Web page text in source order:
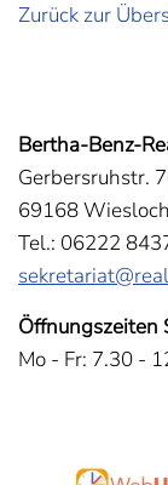
Zurück zur
Bertha-Benz-
Gerbersruhstr.
69168 Wiesloch
Tel.: 06222
Öffnungszeiten
Mo - Fr: 7.30 -